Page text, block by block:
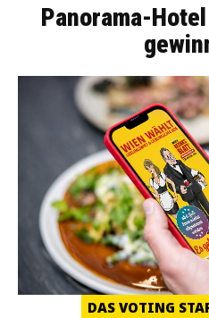
Panorama-Hotel
DAS VOTING